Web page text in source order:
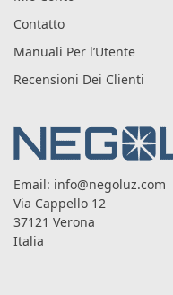
Contatto
Manuali Per l’Utente
Recensioni Dei Clienti
Email: info@negoluz.com
Via Cappello 12
37121 Verona
Italia